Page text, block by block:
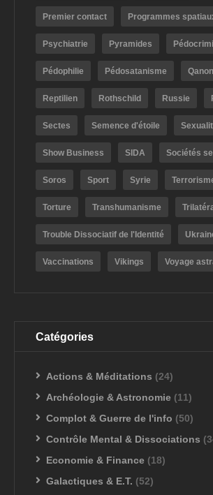
Premier contact Programmes
Psychiatrie Pyramides
Pédophilie Pédosatanisme Qanon
Reptilien Rothschild Russie
Sectes Semence d'étoile
Show Business SIDA Sociétés
Soros Sport Syrie
Torture Transhumanisme
Trouble Dissociatif de l'Identité
Vaccinations Vikings Voyage
Catégories
Actions & Méditations (24)
Archéologie & Astronomie (11)
Complot & Guerre de l'info (50)
Contrôle Mental & Dissociations
Economie & Finance (18)
Galactiques & E.T. (52)